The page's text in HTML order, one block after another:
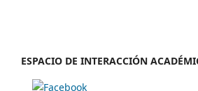
ESPACIO DE INTERACCIÓN